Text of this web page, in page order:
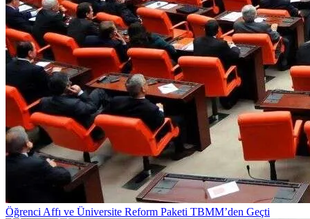
Öğrenci Affı ve Üniversite Reform Paketi TBMM’den Geçti